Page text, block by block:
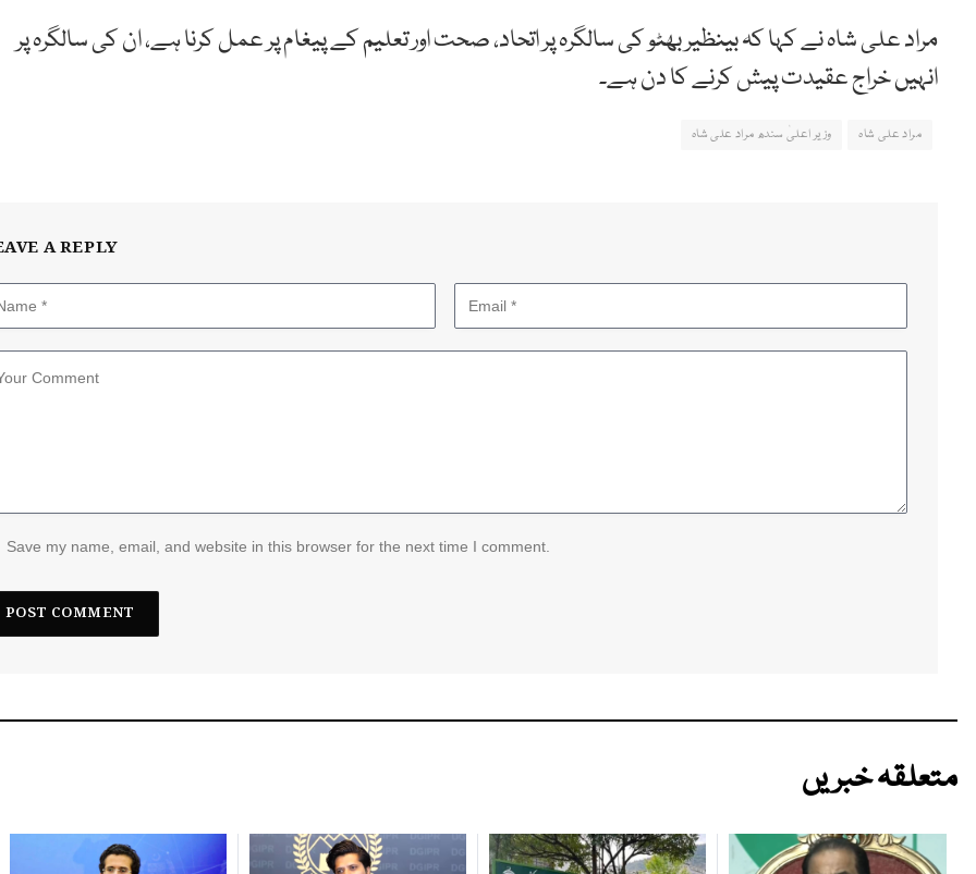
مراد علی شاہ نے کہا کہ بینظیر بھٹو کی سالگرہ پر اتحاد، صحت اور تعلیم کے پیغام پر عمل کرنا ہے، ان کی سالگرہ پر
انہیں خراج عقیدت پیش کرنے کا دن ہے۔
مراد علی شاہ وزیر اعلیٰ سندھ مراد علی شاہ
A REPLY
Save my name, email, and website in this browser for the next time I comment.
متعلقہ خبریں